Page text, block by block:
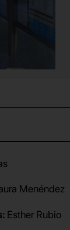
Menéndez
Esther Rubio